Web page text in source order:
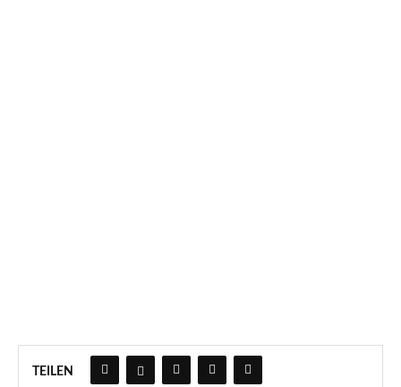
TEILEN